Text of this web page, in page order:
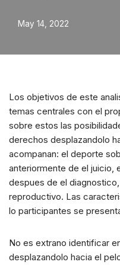
May 14, 2022
Los objetivos de este
temas centrales con el
sobre estos las
derechos desplazandolo
acompanan: el deporte
anteriormente de el juicio,
despues de el
reproductivo. Las
lo participantes se
No es extrano identificar
desplazandolo hacia el